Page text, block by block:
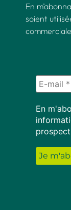
En
soient
En